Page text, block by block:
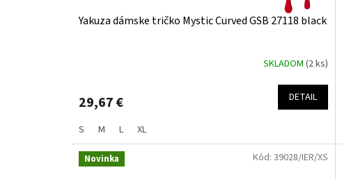
Yakuza dámske tričko Mystic Curved GSB 27118 black
SKLADOM(2 ks)
29,67 € DETAIL
S M L XL
Novinka Kód:39028/IER/XS